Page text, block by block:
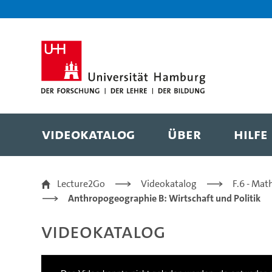
Videokatalog Über Hilfe
Lecture2Go Videokatalog F.6 -
Anthropogeographie B: Wirtschaft und Politik
Videokatalog